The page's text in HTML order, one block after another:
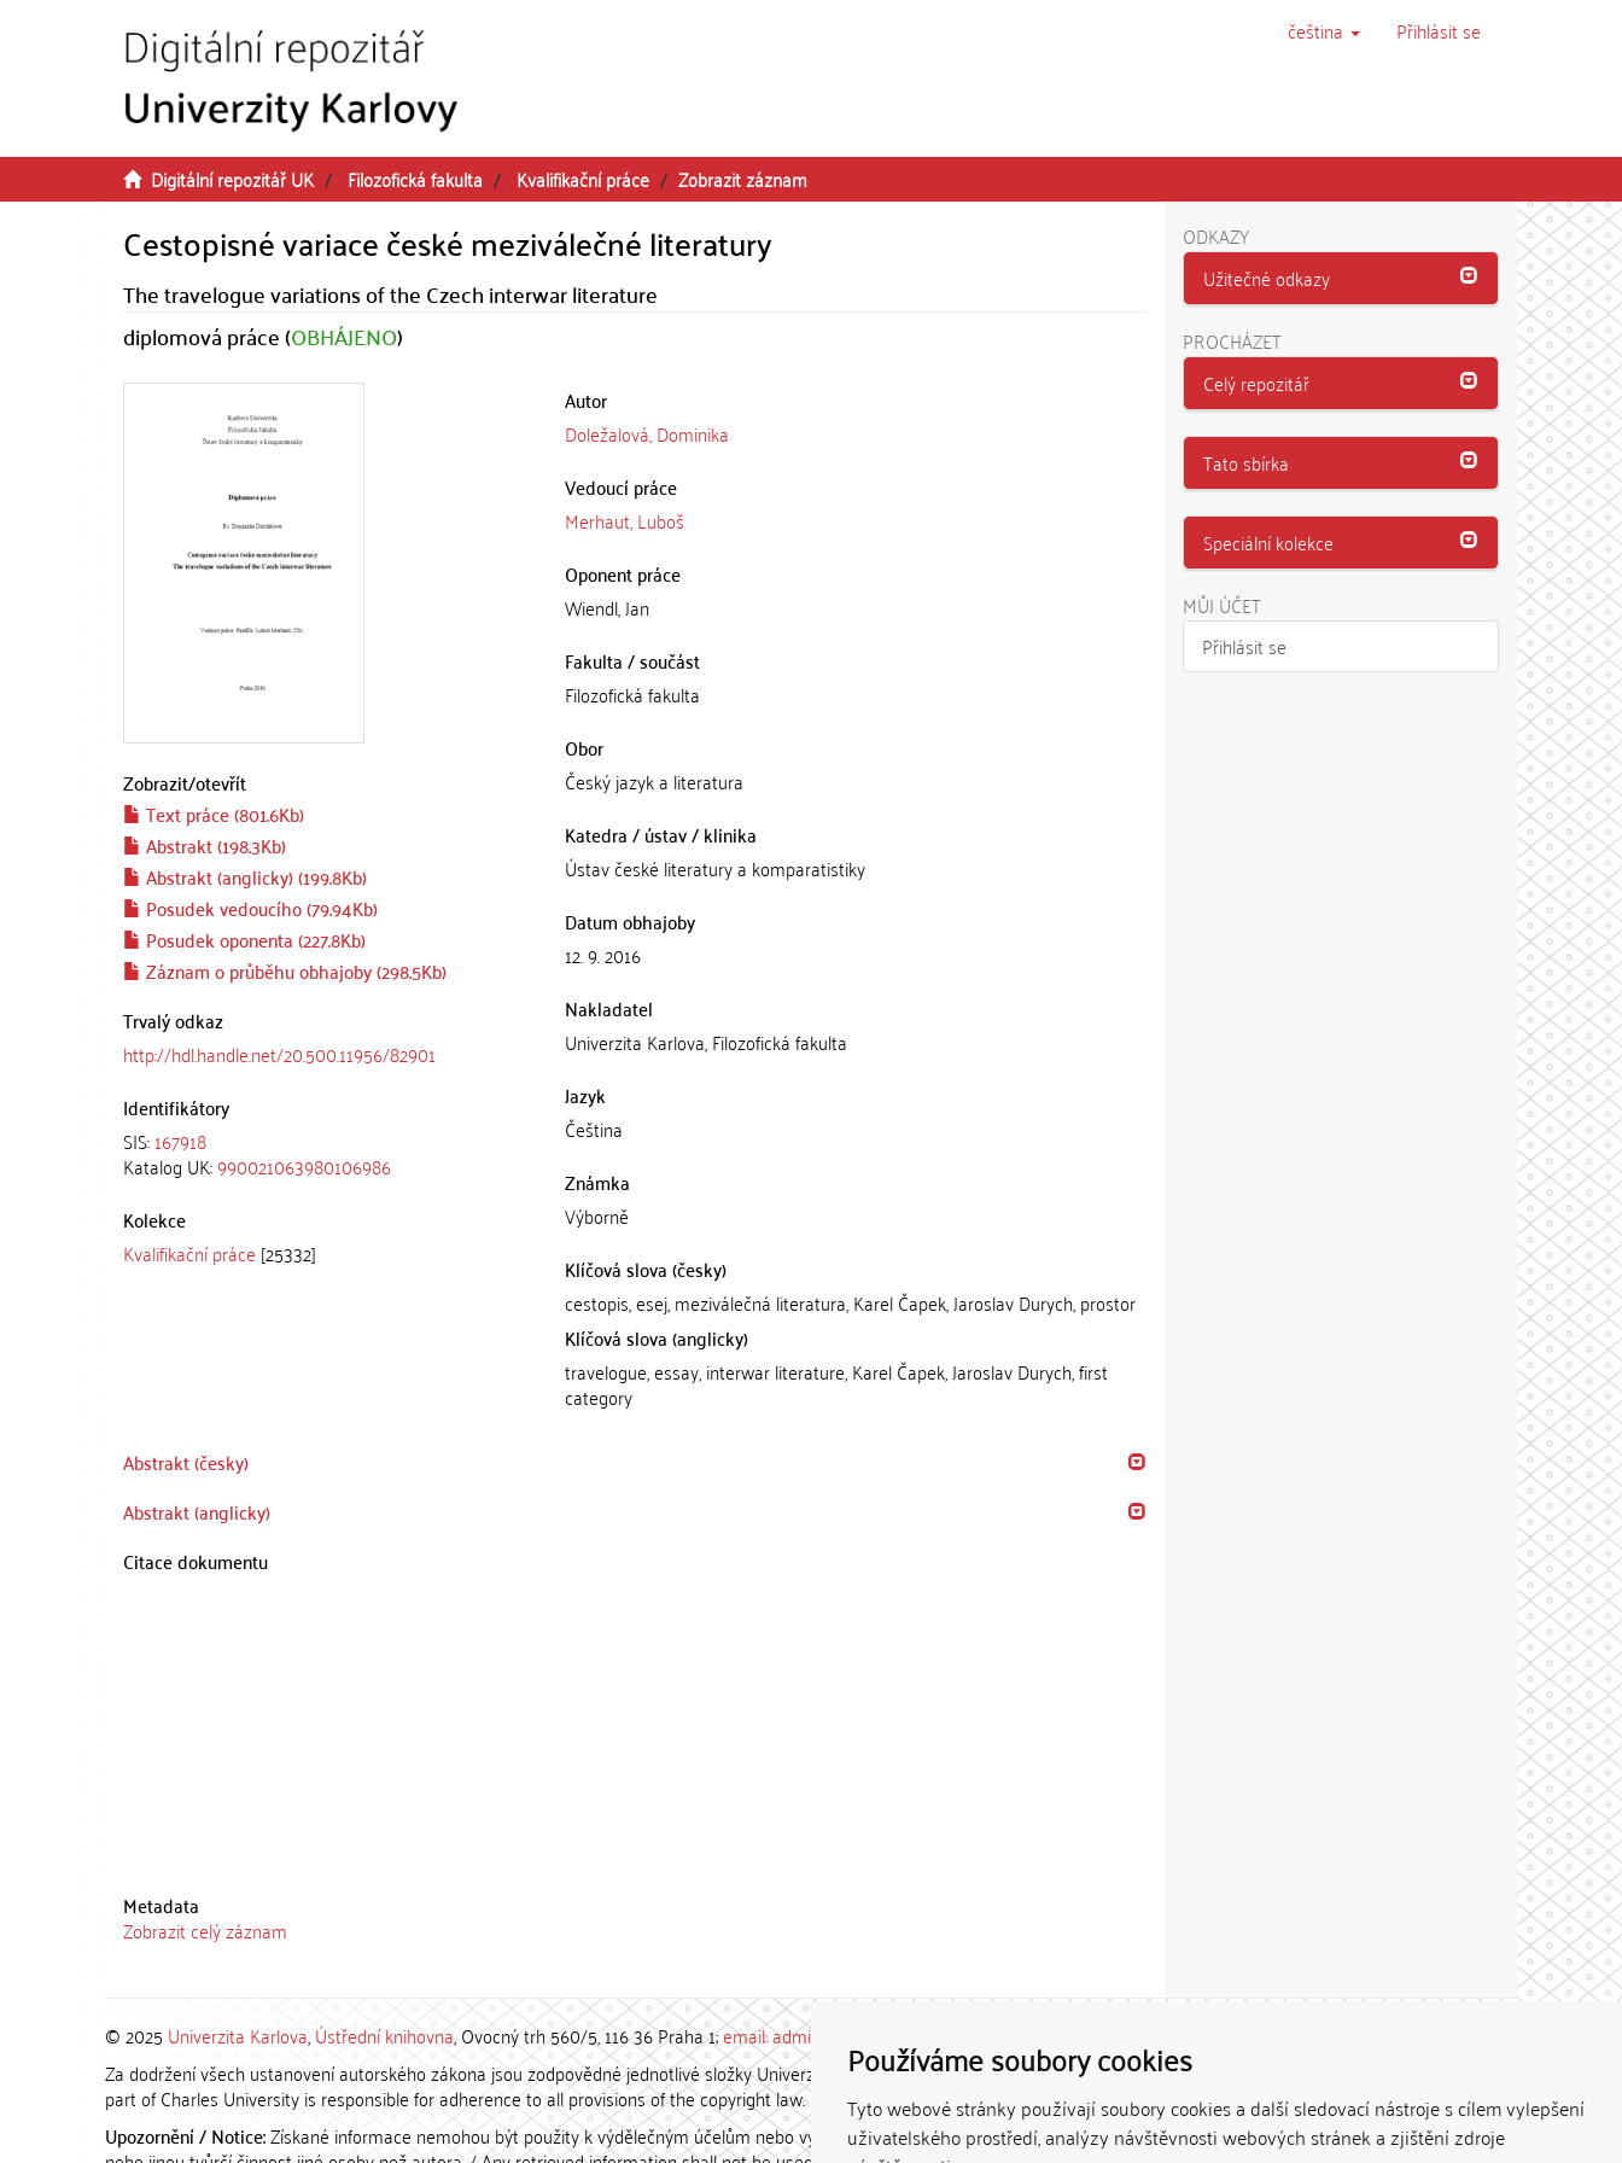
Používáme soubory cookies
Tyto webové stránky používají soubory cookies a další sledovací nástroje s cílem vylepšení
uživatelského prostředí, analýzy návštěvnosti webových stránek a zjištění zdroje
čeština Přihlásit se
Digitální repozitář UK Filozofická fakulta Kvalifikační práce Zobrazit záznam
Cestopisné variace české meziválečné literatury
The travelogue variations of the Czech interwar literature
diplomová práce (OBHÁJENO)
Zobrazit/otevřít
Text práce (801.6Kb)
Abstrakt (198.3Kb)
Abstrakt (anglicky) (199.8Kb)
Posudek vedoucího (79.94Kb)
Posudek oponenta (227.8Kb)
Záznam o průběhu obhajoby (298.5Kb)
Trvalý odkaz
http://hdl.handle.net/20.500.11956/82901
Identifikátory
SIS:167918
Katalog UK:990021063980106986
Kolekce
Kvalifikační práce [25332]
Autor
Doležalová, Dominika
Vedoucí práce
Merhaut, Luboš
Oponent práce
Wiendl, Jan
Fakulta / součást
Filozofická fakulta
Obor
Český jazyk a literatura
Katedra / ústav / klinika
Ústav české literatury a komparatistiky
Datum obhajoby
12. 9. 2016
Nakladatel
Univerzita Karlova, Filozofická fakulta
Jazyk
Čeština
Známka
Výborně
Klíčová slova (česky)
cestopis, esej, meziválečná literatura, Karel Čapek, Jaroslav Durych, prostor
Klíčová slova (anglicky)
travelogue, essay, interwar literature, Karel Čapek, Jaroslav Durych, first
category
Abstrakt (česky)
Abstrakt (anglicky)
Citace dokumentu
Metadata
Zobrazit celý záznam
ODKAZY
Užitečné odkazy
PROCHÁZET
Celý repozitář
Tato sbírka
Speciální kolekce
MŮJ ÚČET
Přihlásit se
© 2025 Univerzita Karlova,Ústřední knihovna, Ovocný trh 560/5, 116 36 Praha 1;email: admin-repozitar [at] cuni.cz
Za dodržení všech ustanovení autorského zákona jsou zodpovědné jednotlivé složky Univerzity Karlovy. / Each constituent
part of Charles University is responsible for adherence to all provisions of the copyright law.
Upozornění / Notice:Získané informace nemohou být použity k výdělečným účelům nebo vydávány za studijní, vědeckou